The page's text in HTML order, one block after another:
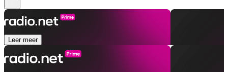
Leer meer